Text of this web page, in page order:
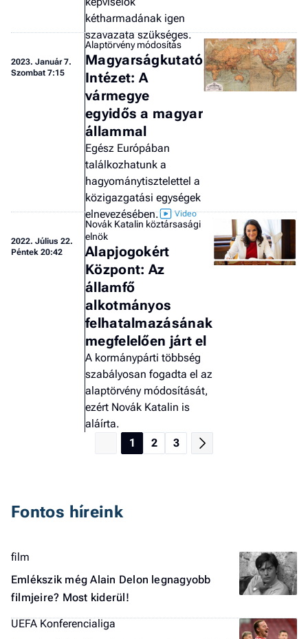
kétharmadának igen
szavazata szükséges.
2023. Január 7.
Szombat 7:15
Alaptörvény módosítás
Magyarságkutató
Intézet: A
vármegye
egyidős a magyar
állammal
Egész Európában
találkozhatunk a
hagyománytisztelettel a
közigazgatási egységek
elnevezésében.
2022. Július 22.
Péntek 20:42
Novák Katalin köztársasági
elnök
Alapjogokért
Központ: Az
államfő
alkotmányos
felhatalmazásának
megfelelően járt el
A kormánypárti többség
szabályosan fogadta el az
alaptörvény módosítását,
ezért Novák Katalin is
aláírta.
1
2 3
Fontos híreink
film
Emlékszik még Alain Delon legnagyobb
filmjeire? Most kiderül!
UEFA Konferencialiga